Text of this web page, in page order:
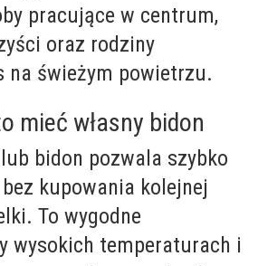
pracujące w centrum,
oraz rodziny
na świeżym powietrzu.
mieć własny bidon
bidon pozwala szybko
kupowania kolejnej
To wygodne
wysokich temperaturach i